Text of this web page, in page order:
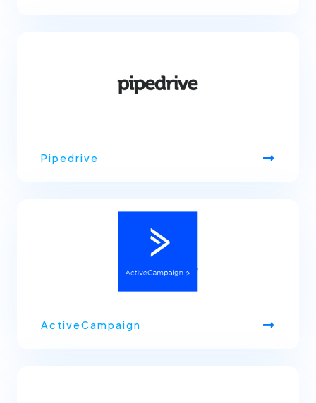
Pipedrive
ActiveCampaign